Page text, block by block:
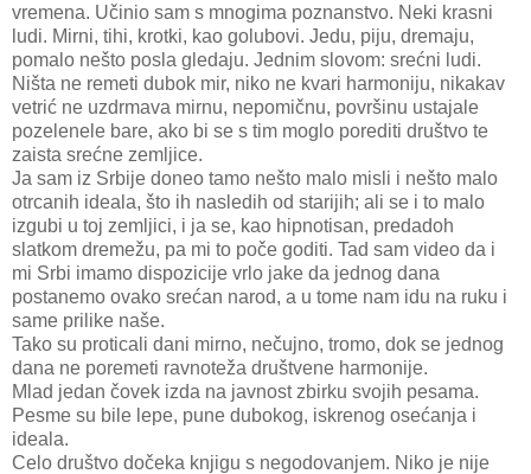
vremena. Učinio sam s mnogima poznanstvo. Neki krasni
ludi. Mirni, tihi, krotki, kao golubovi. Jedu, piju, dremaju,
pomalo nešto posla gledaju. Jednim slovom: srećni ludi.
Ništa ne remeti dubok mir, niko ne kvari harmoniju, nikakav
vetrić ne uzdrmava mirnu, nepomičnu, površinu ustajale
pozelenele bare, ako bi se s tim moglo porediti društvo te
zaista srećne zemljice.
Ja sam iz Srbije doneo tamo nešto malo misli i nešto malo
otrcanih ideala, što ih nasledih od starijih; ali se i to malo
izgubi u toj zemljici, i ja se, kao hipnotisan, predadoh
slatkom dremežu, pa mi to poče goditi. Tad sam video da i
mi Srbi imamo dispozicije vrlo jake da jednog dana
postanemo ovako srećan narod, a u tome nam idu na ruku i
same prilike naše.
Tako su proticali dani mirno, nečujno, tromo, dok se jednog
dana ne poremeti ravnoteža društvene harmonije.
Mlad jedan čovek izda na javnost zbirku svojih pesama.
Pesme su bile lepe, pune dubokog, iskrenog osećanja i
ideala.
Celo društvo dočeka knjigu s negodovanjem. Niko je nije